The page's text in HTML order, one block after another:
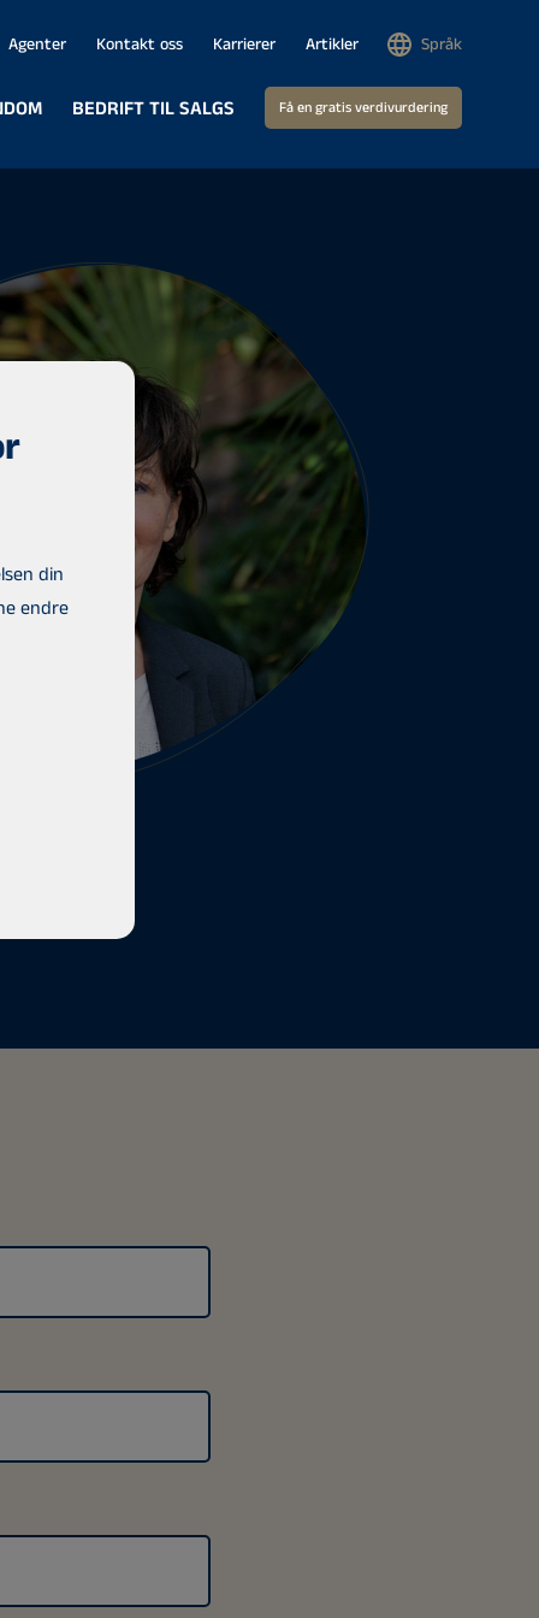
BEDRIFT TIL SALGS Få en gratis verdivurdering
Agenter Kontakt oss Karrierer Artikler Språk
din
endre